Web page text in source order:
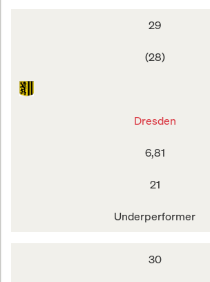
29
(28)
Dresden
6,81
21
Underperformer
30